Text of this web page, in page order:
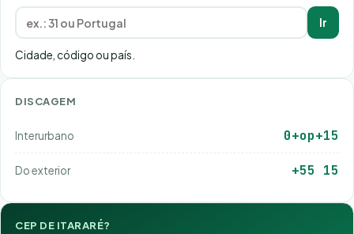
Ir
Cidade, código ou país.
DISCAGEM
Interurbano 0+op+15
Do exterior +55 15
CEP DE ITARARÉ?